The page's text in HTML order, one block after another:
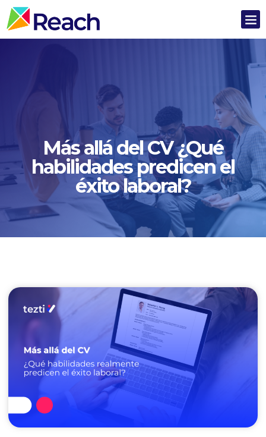
Más allá del CV ¿Qué
habilidades predicen el
éxito laboral?